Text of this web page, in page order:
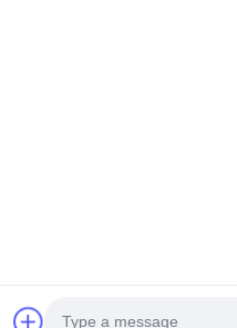
©2017- Zhangjiagang HuaDong